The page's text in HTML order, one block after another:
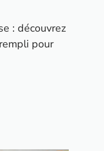
: découvrez
pour